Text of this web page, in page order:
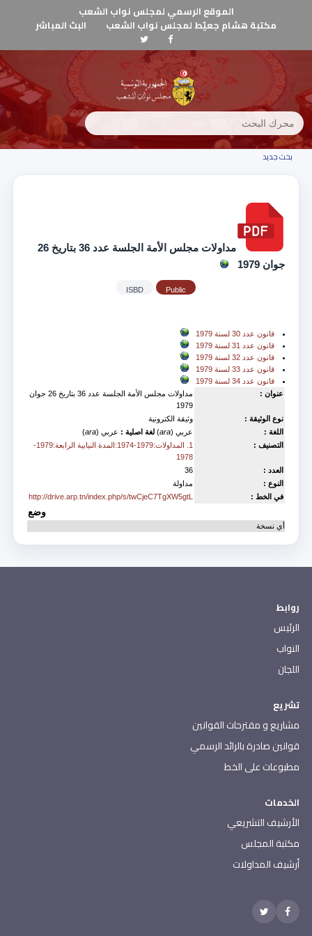
الموقع الرسمي لمجلس نواب الشعب
مكتبة هشام جعيّط لمجلس نواب الشعب
البث المباشر
بحث جديد
مداولات مجلس الأمة الجلسة عدد 36 بتاريخ 26
جوان 1979
Public
ISBD
قانون عدد 30 لسنة 1979
قانون عدد 31 لسنة 1979
قانون عدد 32 لسنة 1979
قانون عدد 33 لسنة 1979
قانون عدد 34 لسنة 1979
عنوان :
مداولات مجلس الأمة الجلسة عدد 36 بتاريخ 26 جوان
1979
نوع الوثيقة :
وثيقة الكترونية
اللغة :
عربي (ara
) لغة اصلية : عربي (ara
)
التصنيف :
1. المداولات:1979-1974:المدة النيابية الرابعة:1979-
1978
العدد :
36
النوع :
مداولة
في الخط :
http://drive.arp.tn/index.php/s/twCjeC7TgXW5gtL
وضع
أي نسخة
روابط
الرئيس
النواب
اللجان
تشريع
مشاريع و مقترحات القوانين
قوانين صادرة بالرائد الرسمي
مطبوعات على الخط
الخدمات
الأرشيف التشريعي
مكتبة المجلس
أرشيف المداولات